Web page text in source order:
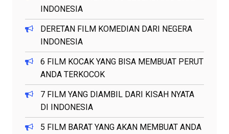
INDONESIA
DERETAN FILM KOMEDIAN DARI NEGERA
INDONESIA
6 FILM KOCAK YANG BISA MEMBUAT PERUT
ANDA TERKOCOK
7 FILM YANG DIAMBIL DARI KISAH NYATA
DI INDONESIA
5 FILM BARAT YANG AKAN MEMBUAT ANDA